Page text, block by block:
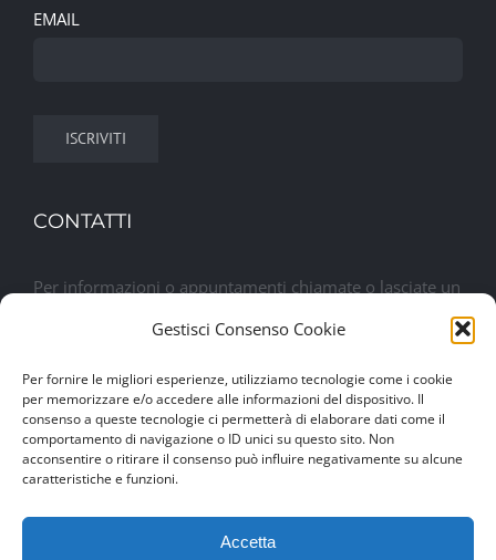
Gestisci Consenso Cookie
Per fornire le migliori esperienze, utilizziamo tecnologie come i cookie
per memorizzare e/o accedere alle informazioni del dispositivo. Il
consenso a queste tecnologie ci permetterà di elaborare dati come il
comportamento di navigazione o ID unici su questo sito. Non
acconsentire o ritirare il consenso può influire negativamente su alcune
caratteristiche e funzioni.
Accetta
EMAIL
CONTATTI
Per informazioni o appuntamenti chiamate o lasciate un
messaggio. Sarete contattati al più presto
Lasciaci un messaggio